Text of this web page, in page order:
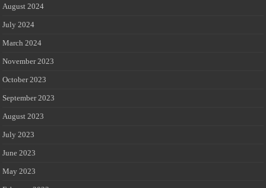
August 2024
July 2024
March 2024
November 2023
October 2023
September 2023
August 2023
July 2023
June 2023
May 2023